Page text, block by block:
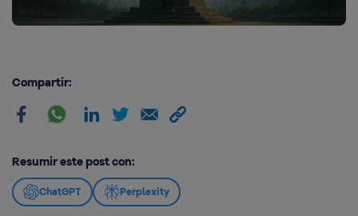
Compartir:
Resumir este post con:
ChatGPT Perplexity